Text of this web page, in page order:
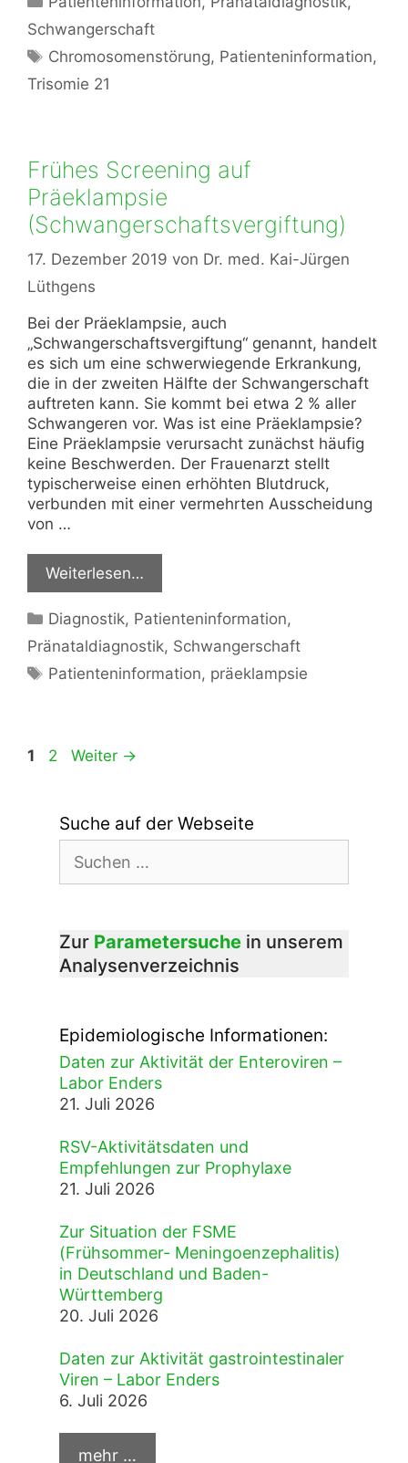
Schwangerschaft
Schlagwörter
Chromosomenstörung, Patienteninformation,
Trisomie 21
Frühes Screening auf
Präeklampsie
(Schwangerschaftsvergiftung)
17. Dezember 2019 von Dr. med. Kai-Jürgen
Lüthgens
Bei der Präeklampsie, auch
„Schwangerschaftsvergiftung“ genannt, handelt
es sich um eine schwerwiegende Erkrankung,
die in der zweiten Hälfte der Schwangerschaft
auftreten kann. Sie kommt bei etwa 2 % aller
Schwangeren vor. Was ist eine Präeklampsie?
Eine Präeklampsie verursacht zunächst häufig
keine Beschwerden. Der Frauenarzt stellt
typischerweise einen erhöhten Blutdruck,
verbunden mit einer vermehrten Ausscheidung
von …
Weiterlesen…
Kategorien
Diagnostik, Patienteninformation,
Pränataldiagnostik, Schwangerschaft
Schlagwörter
Patienteninformation, präeklampsie
Seite
1 Seite
2 Weiter →
Suche auf der Webseite
nach:
Zur Parametersuche in unserem
Analysenverzeichnis
Epidemiologische Informationen:
Daten zur Aktivität der Enteroviren –
Labor Enders
21. Juli 2026
RSV-Aktivitätsdaten und
Empfehlungen zur Prophylaxe
21. Juli 2026
Zur Situation der FSME
(Frühsommer- Meningoenzephalitis)
in Deutschland und Baden-
Württemberg
20. Juli 2026
Daten zur Aktivität gastrointestinaler
Viren – Labor Enders
6. Juli 2026